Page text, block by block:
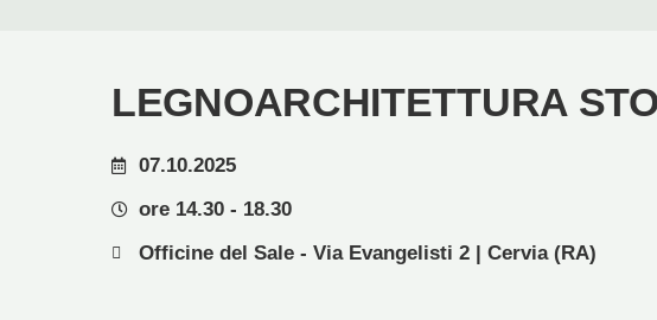
LEGNOARCHITETTURA
07.10.2025
ore 14.30 - 18.30
Officine del Sale - Via Evangelisti 2 | Cervia (RA)